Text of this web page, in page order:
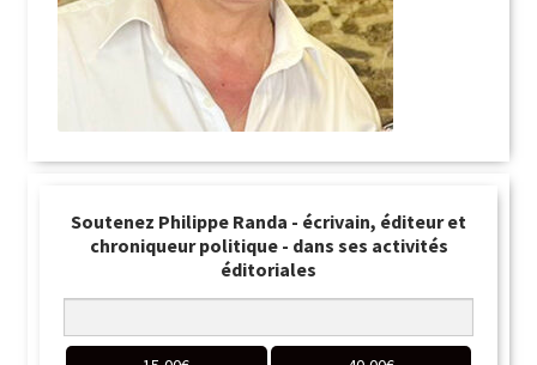
Soutenez Philippe Randa - écrivain, éditeur et
chroniqueur politique - dans ses activités
éditoriales